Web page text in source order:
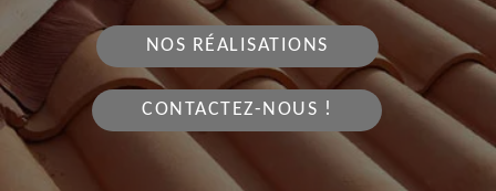
NOS RÉALISATIONS
CONTACTEZ-NOUS !